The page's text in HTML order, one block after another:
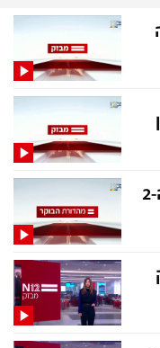
סוף השבוע
הצעירה
מלאות
מבזק 7:00 - ישראל זכתה במקום ה-2